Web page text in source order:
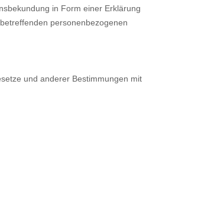
in Form einer Erklärung
personenbezogenen
und anderer Bestimmungen mit